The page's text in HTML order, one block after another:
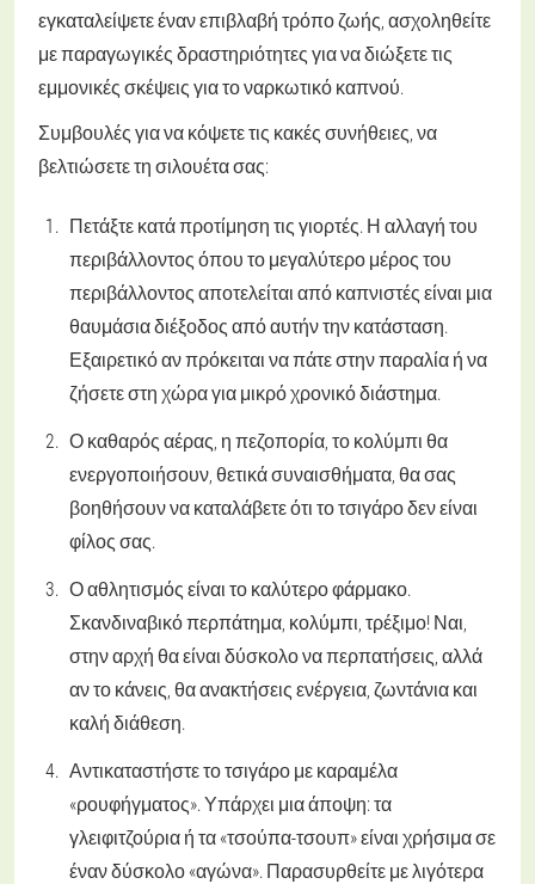
εγκαταλείψετε έναν επιβλαβή τρόπο ζωής, ασχοληθείτε
με παραγωγικές δραστηριότητες για να διώξετε τις
εμμονικές σκέψεις για το ναρκωτικό καπνού.
Συμβουλές για να κόψετε τις κακές συνήθειες, να
βελτιώσετε τη σιλουέτα σας:
Πετάξτε κατά προτίμηση τις γιορτές. Η αλλαγή του
περιβάλλοντος όπου το μεγαλύτερο μέρος του
περιβάλλοντος αποτελείται από καπνιστές είναι μια
θαυμάσια διέξοδος από αυτήν την κατάσταση.
Εξαιρετικό αν πρόκειται να πάτε στην παραλία ή να
ζήσετε στη χώρα για μικρό χρονικό διάστημα.
Ο καθαρός αέρας, η πεζοπορία, το κολύμπι θα
ενεργοποιήσουν, θετικά συναισθήματα, θα σας
βοηθήσουν να καταλάβετε ότι το τσιγάρο δεν είναι
φίλος σας.
Ο αθλητισμός είναι το καλύτερο φάρμακο.
Σκανδιναβικό περπάτημα, κολύμπι, τρέξιμο! Ναι,
στην αρχή θα είναι δύσκολο να περπατήσεις, αλλά
αν το κάνεις, θα ανακτήσεις ενέργεια, ζωντάνια και
καλή διάθεση.
Αντικαταστήστε το τσιγάρο με καραμέλα
«ρουφήγματος». Υπάρχει μια άποψη: τα
γλειφιτζούρια ή τα «τσούπα-τσουπ» είναι χρήσιμα σε
έναν δύσκολο «αγώνα». Παρασυρθείτε με λιγότερα